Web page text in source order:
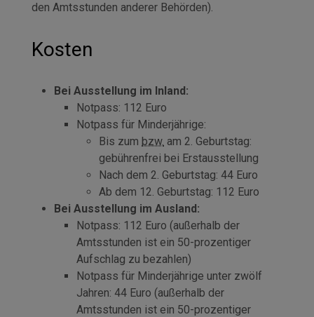
den Amtsstunden anderer Behörden).
Kosten
Bei Ausstellung im Inland:
Notpass: 112 Euro
Notpass für Minderjährige:
Bis zum bzw. am 2. Geburtstag:
gebührenfrei bei Erstausstellung
Nach dem 2. Geburtstag: 44 Euro
Ab dem 12. Geburtstag: 112 Euro
Bei Ausstellung im Ausland:
Notpass: 112 Euro (außerhalb der
Amtsstunden ist ein 50-prozentiger
Aufschlag zu bezahlen)
Notpass für Minderjährige unter zwölf
Jahren: 44 Euro (außerhalb der
Amtsstunden ist ein 50-prozentiger